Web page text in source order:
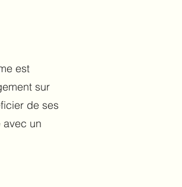
est
sur
de ses
avec un